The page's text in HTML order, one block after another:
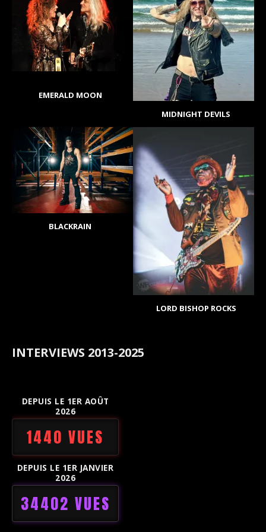
EMERALD MOON
MIDNIGHT DEVILS
BLACKRAIN
LORD BISHOP ROCKS
INTERVIEWS 2013-2025
DEPUIS LE 1ER AOÛT
2026
1440 VUES
DEPUIS LE 1ER JANVIER
2026
34402 VUES